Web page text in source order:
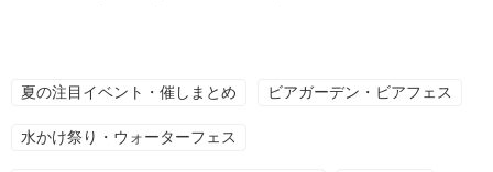
夏の注目イベント・催しまとめ ビアガーデン・ビアフェス
水かけ祭り・ウォーターフェス